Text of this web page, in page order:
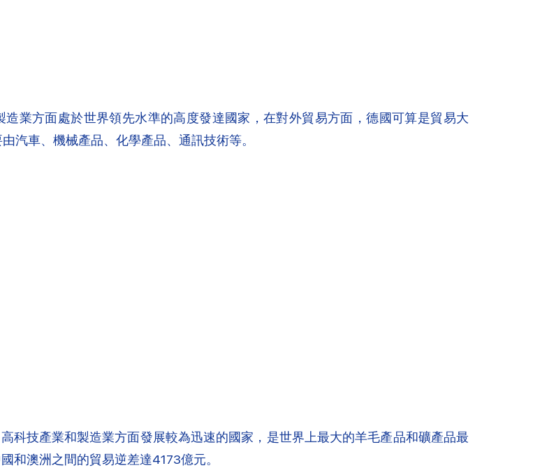
業方面處於世界領先水準的高度發達國家，在對外貿易方面，德國可算是貿易大
汽車、機械產品、化學產品、通訊技術等。
科技產業和製造業方面發展較為迅速的國家，是世界上最大的羊毛產品和礦產品最
和澳洲之間的貿易逆差達4173億元。